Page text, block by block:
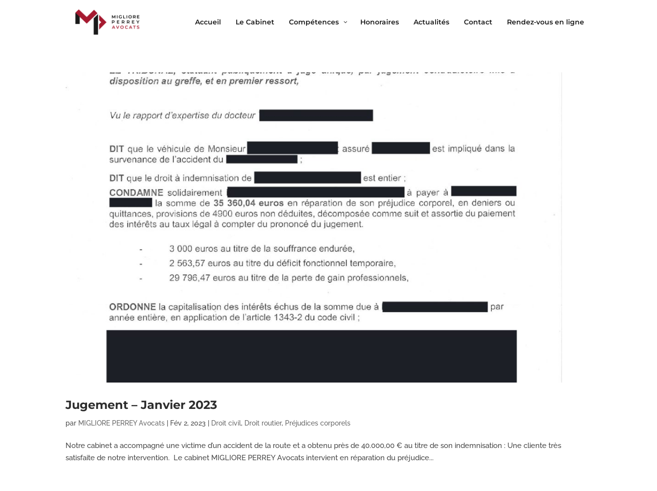
Accueil Le Cabinet Compétences Honoraires Actualités Contact Rendez-vous en ligne
Jugement – Janvier 2023
par MIGLIORE PERREY Avocats Fév 2, 2023 Droit civil, Droit routier, Préjudices corporels
Notre cabinet a accompagné une victime d’un accident de la route et a obtenu près de 40.000,00 € au titre de son indemnisation : Une cliente très
satisfaite de notre intervention. Le cabinet MIGLIORE PERREY Avocats intervient en réparation du préjudice...